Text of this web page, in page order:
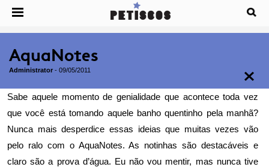
AquaNotes
Administrator - 09/05/2011
Sabe aquele momento de genialidade que acontece toda vez
que você está tomando aquele banho quentinho pela manhã?
Nunca mais desperdice essas ideias que muitas vezes vão
pelo ralo com o AquaNotes. As notinhas são destacáveis e
claro são a prova d’água. Eu não vou mentir, mas nunca tive